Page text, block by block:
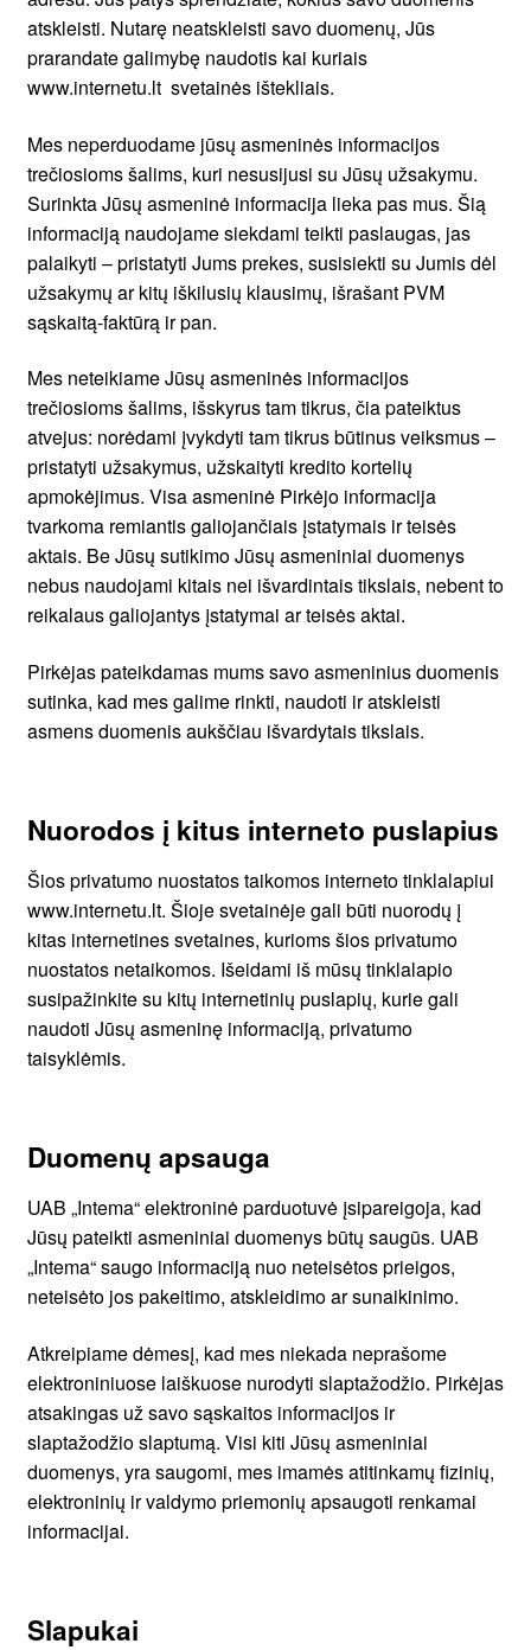
atskleisti. Nutarę neatskleisti savo duomenų, Jūs
prarandate galimybę naudotis kai kuriais
www.internetu.lt svetainės ištekliais.
Mes neperduodame jūsų asmeninės informacijos
trečiosioms šalims, kuri nesusijusi su Jūsų užsakymu.
Surinkta Jūsų asmeninė informacija lieka pas mus. Šią
informaciją naudojame siekdami teikti paslaugas, jas
palaikyti – pristatyti Jums prekes, susisiekti su Jumis dėl
užsakymų ar kitų iškilusių klausimų, išrašant PVM
sąskaitą-faktūrą ir pan.
Mes neteikiame Jūsų asmeninės informacijos
trečiosioms šalims, išskyrus tam tikrus, čia pateiktus
atvejus: norėdami įvykdyti tam tikrus būtinus veiksmus –
pristatyti užsakymus, užskaityti kredito kortelių
apmokėjimus. Visa asmeninė Pirkėjo informacija
tvarkoma remiantis galiojančiais įstatymais ir teisės
aktais. Be Jūsų sutikimo Jūsų asmeniniai duomenys
nebus naudojami kitais nei išvardintais tikslais, nebent to
reikalaus galiojantys įstatymai ar teisės aktai.
Pirkėjas pateikdamas mums savo asmeninius duomenis
sutinka, kad mes galime rinkti, naudoti ir atskleisti
asmens duomenis aukščiau išvardytais tikslais.
Nuorodos į kitus interneto puslapius
Šios privatumo nuostatos taikomos interneto tinklalapiui
www.internetu.lt. Šioje svetainėje gali būti nuorodų į
kitas internetines svetaines, kurioms šios privatumo
nuostatos netaikomos. Išeidami iš mūsų tinklalapio
susipažinkite su kitų internetinių puslapių, kurie gali
naudoti Jūsų asmeninę informaciją, privatumo
taisyklėmis.
Duomenų apsauga
UAB „Intema“ elektroninė parduotuvė įsipareigoja, kad
Jūsų pateikti asmeniniai duomenys būtų saugūs. UAB
„Intema“ saugo informaciją nuo neteisėtos prieigos,
neteisėto jos pakeitimo, atskleidimo ar sunaikinimo.
Atkreipiame dėmesį, kad mes niekada neprašome
elektroniniuose laiškuose nurodyti slaptažodžio. Pirkėjas
atsakingas už savo sąskaitos informacijos ir
slaptažodžio slaptumą. Visi kiti Jūsų asmeniniai
duomenys, yra saugomi, mes imamės atitinkamų fizinių,
elektroninių ir valdymo priemonių apsaugoti renkamai
informacijai.
Slapukai